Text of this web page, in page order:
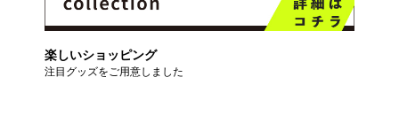
楽しいショッピング
注目グッズをご用意しました